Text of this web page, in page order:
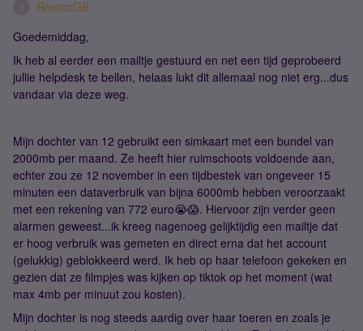
RemcoGB
Goedemiddag,
Ik heb al eerder een mailtje gestuurd en net een tijd geprobeerd
jullie helpdesk te bellen, helaas lukt dit allemaal nog niet erg...dus
vandaar via deze weg.
Mijn dochter van 12 gebruikt een simkaart met een bundel van
2000mb per maand. Ze heeft hier ruimschoots voldoende aan,
echter zou ze 12 november in een tijdbestek van ongeveer 15
minuten een dataverbruik van bijna 6000mb hebben veroorzaakt
met een rekening van 772 euro😭😱. Hiervoor zijn verder geen
alarmen geweest...ik kreeg nagenoeg gelijktijdig een mailtje dat
er hoog verbruik was gemeten en direct erna dat het account
(gelukkig) geblokkeerd werd. Ik heb op haar telefoon gekeken en
gezien dat ze filmpjes was kijken op tiktok op het moment (wat
max 4mb per minuut zou kosten).
Mijn dochter is nog steeds aardig over haar toeren en zoals je